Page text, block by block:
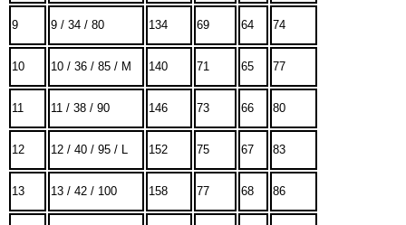
9 9 / 34 / 80 134 69 64 74
10 10 / 36 / 85 / M 140 71 65 77
11 11 / 38 / 90 146 73 66 80
12 12 / 40 / 95 / L 152 75 67 83
13 13 / 42 / 100 158 77 68 86